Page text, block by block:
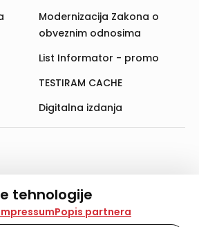
tehnologije
koristimo kolačiće i slične
čitanje i obradu informacija na
Popis partnera
Modernizacija Zakona o
obveznim odnosima
List Informator - promo
TESTIRAM CACHE
Digitalna izdanja